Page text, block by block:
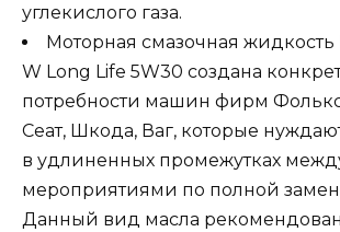
углекислого газа.
Моторная смазочная жидкость
W Long Life 5W30 создана
потребности машин фирм
Сеат, Шкода, Ваг, которые
в удлиненных промежутках
мероприятиями по полной
Данный вид масла